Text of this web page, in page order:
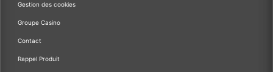
Gestion des cookies
Groupe Casino
Contact
Rappel Produit